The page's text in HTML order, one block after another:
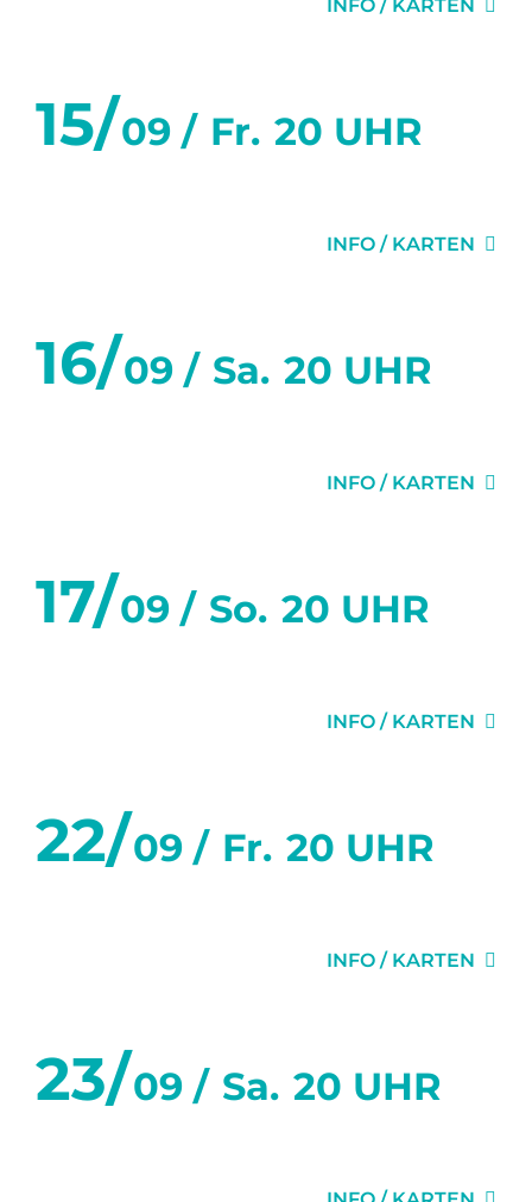
INFO / KARTEN
15/09 / Fr. 20 UHR
INFO / KARTEN
16/09 / Sa. 20 UHR
INFO / KARTEN
17/09 / So. 20 UHR
INFO / KARTEN
22/09 / Fr. 20 UHR
INFO / KARTEN
23/09 / Sa. 20 UHR